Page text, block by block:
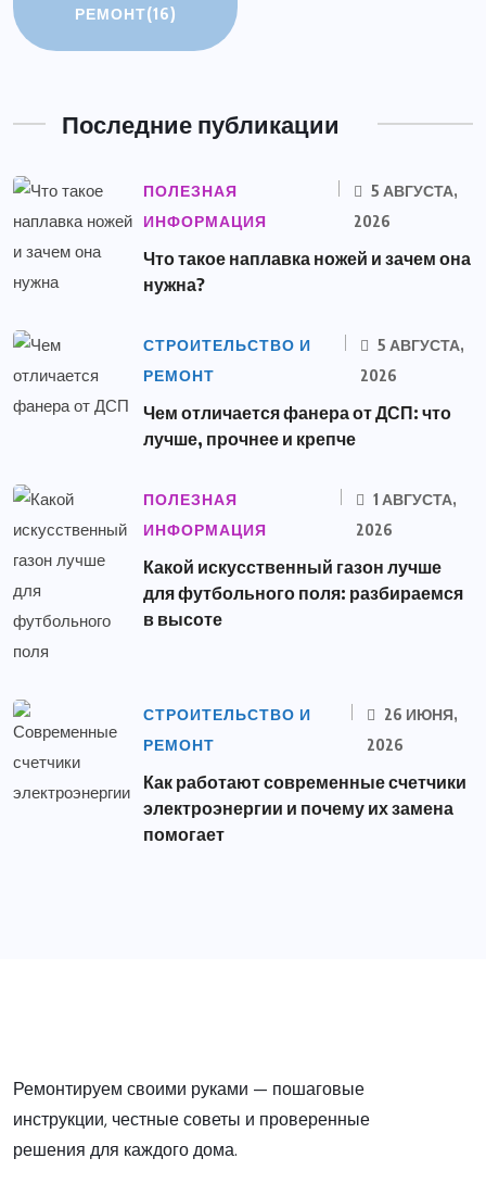
РЕМОНТ(16)
Последние публикации
ПОЛЕЗНАЯ
ИНФОРМАЦИЯ
5 АВГУСТА,
2026
Что такое наплавка ножей и зачем она
нужна?
СТРОИТЕЛЬСТВО И
РЕМОНТ
5 АВГУСТА,
2026
Чем отличается фанера от ДСП: что
лучше, прочнее и крепче
ПОЛЕЗНАЯ
ИНФОРМАЦИЯ
1 АВГУСТА,
2026
Какой искусственный газон лучше
для футбольного поля: разбираемся
в высоте
СТРОИТЕЛЬСТВО И
РЕМОНТ
26 ИЮНЯ,
2026
Как работают современные счетчики
электроэнергии и почему их замена
помогает
Ремонтируем своими руками — пошаговые
инструкции, честные советы и проверенные
решения для каждого дома.